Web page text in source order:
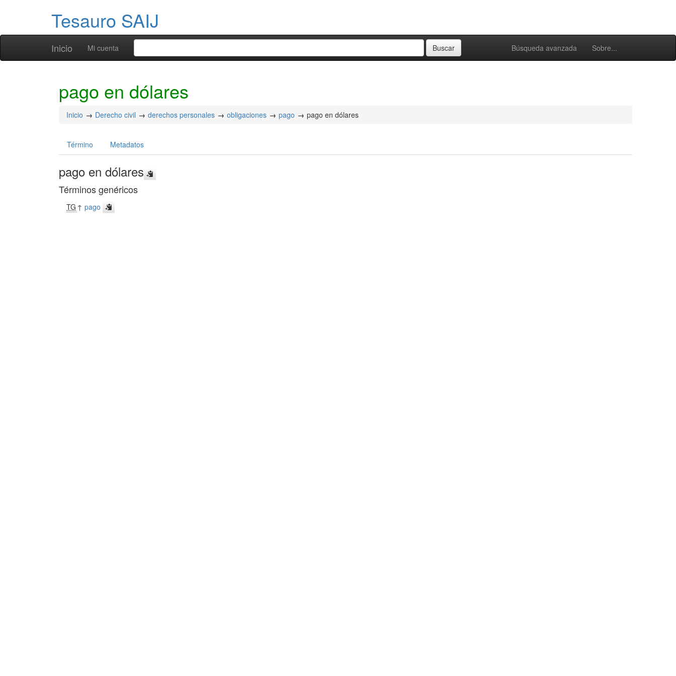
Tesauro SAIJ
Inicio Búsqueda avanzada Sobre...
Mi cuenta
pago en dólares
Inicio Derecho civil derechos personales obligaciones pago pago en dólares
Término Metadatos
pago en dólares
Términos genéricos
TG ↑pago